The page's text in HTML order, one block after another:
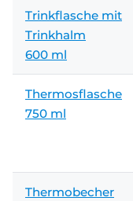
Trinkflasche mit
Trinkhalm
600 ml
Thermosflasche
750 ml
Thermobecher